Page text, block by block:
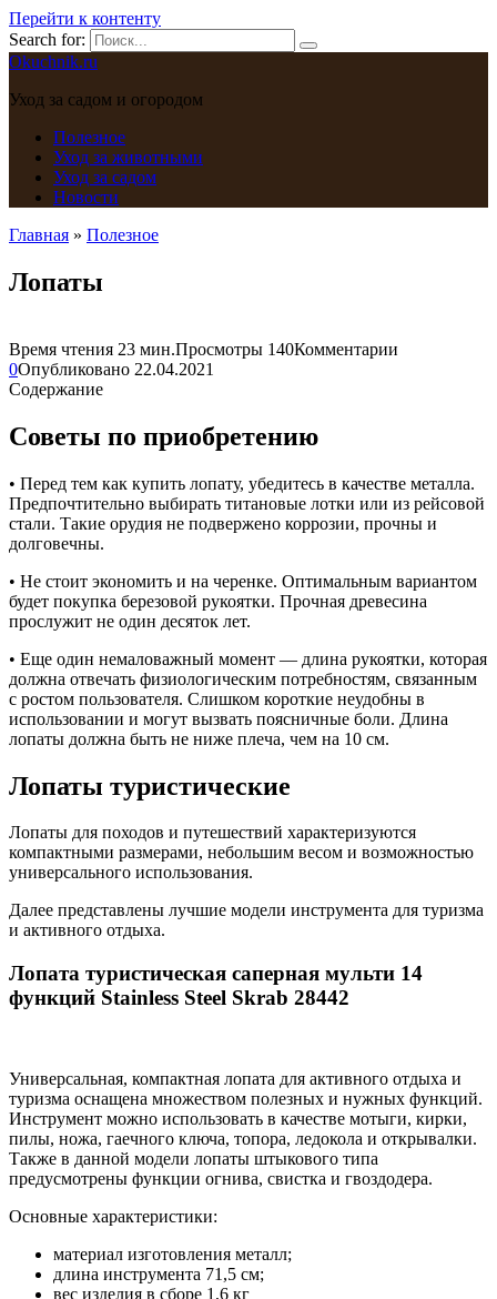
Перейти к контенту
Search for:
Okuchnik.ru
Уход за садом и огородом
Полезное
Уход за животными
Уход за садом
Новости
Главная » Полезное
Лопаты
Время чтения 23 мин.Просмотры 140Комментарии
0Опубликовано 22.04.2021
Содержание
Советы по приобретению
• Перед тем как купить лопату, убедитесь в качестве металла.
Предпочтительно выбирать титановые лотки или из рейсовой
стали. Такие орудия не подвержено коррозии, прочны и
долговечны.
• Не стоит экономить и на черенке. Оптимальным вариантом
будет покупка березовой рукоятки. Прочная древесина
прослужит не один десяток лет.
• Еще один немаловажный момент — длина рукоятки, которая
должна отвечать физиологическим потребностям, связанным
с ростом пользователя. Слишком короткие неудобны в
использовании и могут вызвать поясничные боли. Длина
лопаты должна быть не ниже плеча, чем на 10 см.
Лопаты туристические
Лопаты для походов и путешествий характеризуются
компактными размерами, небольшим весом и возможностью
универсального использования.
Далее представлены лучшие модели инструмента для туризма
и активного отдыха.
Лопата туристическая саперная мульти 14
функций Stainless Steel Skrab 28442
Универсальная, компактная лопата для активного отдыха и
туризма оснащена множеством полезных и нужных функций.
Инструмент можно использовать в качестве мотыги, кирки,
пилы, ножа, гаечного ключа, топора, ледокола и открывалки.
Также в данной модели лопаты штыкового типа
предусмотрены функции огнива, свистка и гвоздодера.
Основные характеристики:
материал изготовления металл;
длина инструмента 71,5 см;
вес изделия в сборе 1,6 кг